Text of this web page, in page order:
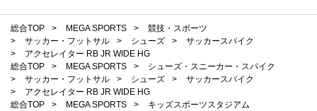
総合TOP > MEGA SPORTS >
競技・スポーツ
>
サッカー・フットサル > シューズ >
サッカースパイク
>
アクセレイター RB JR WIDE HG
総合TOP
> MEGA SPORTS >
シューズ・スニーカー・スパイク
>
サッカー・フットサル > シューズ >
サッカースパイク
>
アクセレイター RB JR WIDE HG
総合TOP
> MEGA SPORTS >
キッズスポーツスタジアム